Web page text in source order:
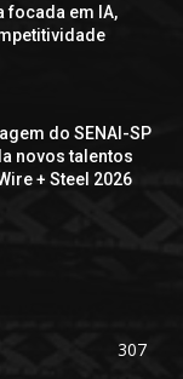
focada em IA,
do SENAI-SP
novos talentos
+ Steel 2026
307